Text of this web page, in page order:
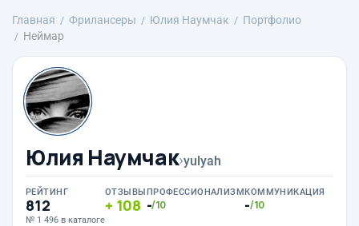
Главная Фрилансеры Юлия Наумчак
Портфолио
Неймар
Юлия Наумчак›yulyah
РЕЙТИНГ
812
№ 1 496 в каталоге
ОТЗЫВЫ
108
ПРОФЕССИОНАЛИЗМ
-/10
КОММУНИКАЦИЯ
-/10